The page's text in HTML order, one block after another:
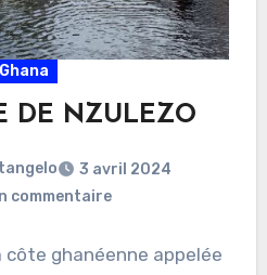
Ghana
DE NZULEZO
3 avril 2024
commentaire
côte ghanéenne appelée